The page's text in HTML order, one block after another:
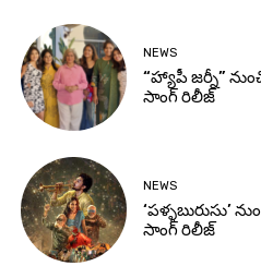
NEWS
“హ్యాపీ జర్నీ”
సాంగ్ రిలీజ్
NEWS
‘పళ్ళబురుసు’
సాంగ్ రిలీజ్